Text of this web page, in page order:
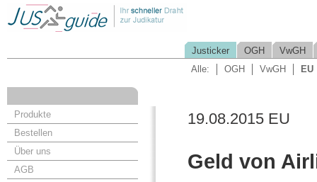
Justicker OGH
VwGH
Alle:
OGH VwGH EU
Produkte
Bestellen
Über uns
AGB
19.08.2015 EU
Geld von